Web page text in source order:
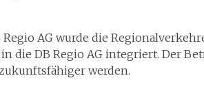
AG wurde die
die DB Regio AG integriert. Der
werden.